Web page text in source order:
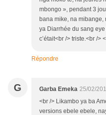
mbongo », pendant 3
bana mike, na mibange,
ya Diarrhée du sang
c’était<br /> triste.<br />
Répondre
G Garba Emeka 25/02/
<br /> Likambo ya ba
versions ebele ebele,